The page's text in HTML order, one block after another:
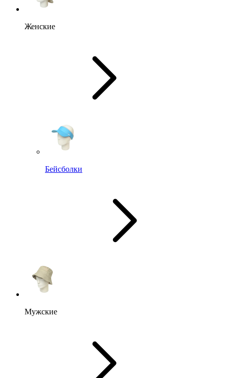
Женские
Бейсболки
Мужские